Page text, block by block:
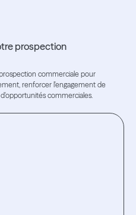
prospection
commerciale pour
renforcer l'engagement de
commerciales.